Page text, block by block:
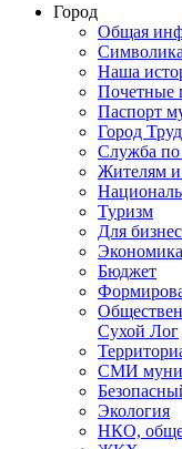
Город
Общая
Символика
Наша
Почетные
Паспорт
Город
Служба по
Жителям и
Туризм
Для
Экономика
Бюджет
Сухой Лог
СМИ
Экология
НКО,